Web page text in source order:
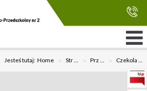
Jesteś tutaj:Home > Str ... > Prz ... > Czekola ...